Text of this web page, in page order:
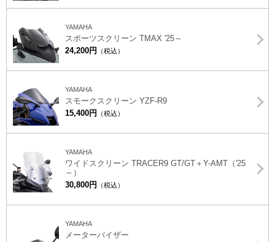
YAMAHA
スポーツスクリーン TMAX '25～
24,200円
（税込）
YAMAHA
スモークスクリーン YZF-R9
15,400円
（税込）
YAMAHA
ワイドスクリーン TRACER9 GT/GT＋Y-AMT（'25
～）
30,800円
（税込）
YAMAHA
メーターバイザー